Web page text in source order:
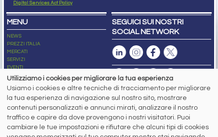
Digital Services Act Policy
MENU
NEWS
PREZZI ITALIA
MERCATI
SERVIZI
EVENTI
ABBONAMENTI
NEWSLETTER
SEGUICI SUI NOSTRI
SOCIAL NETWORK
Capitale Sociale: 190.000€ interamente versato
Registro delle Imprese di Brescia
Codice Fiscale e Partita I.V.A.:IT03562320170
R.E.A. n. 419331
Utilizziamo i cookies per migliorare la tua esperienza
Usiamo i cookies e altre tecniche di tracciamento per migliorare
la tua esperienza di navigazione sul nostro sito, mostrare
contenuti personalizzati e annunci mirati, analizzare il nostro
traffico e capire da dove provengono i nostri visitatori. Puoi
cambiare le tue impostazioni e rifiutare che alcuni tipi di cookies